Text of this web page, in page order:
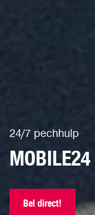
24/7 pechhulp
MOBILE24
Bel direct!